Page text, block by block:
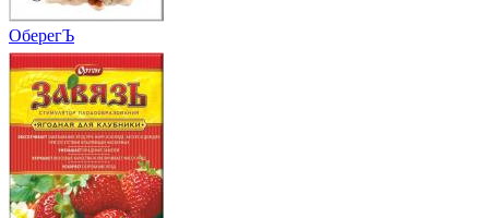
ОберегЪ